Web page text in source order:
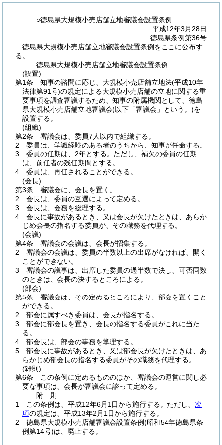
○徳島県大規模小売店舗立地審議会設置条例
平成12年3月28日
徳島県条例第36号
徳島県大規模小売店舗立地審議会設置条例をここに公布す
る。
徳島県大規模小売店舗立地審議会設置条例
(設置)
第1条
知事の諮問に応じ、大規模小売店舗立地法(平成10年
法律第91号)の規定による大規模小売店舗の立地に関する重
要事項を調査審議するため、知事の附属機関として、徳島
県大規模小売店舗立地審議会(以下「審議会」という。)を
設置する。
(組織)
第2条
審議会は、委員7人以内で組織する。
2
委員は、学識経験のある者のうちから、知事が任命する。
3
委員の任期は、2年とする。 ただし、補欠の委員の任期
は、前任者の残任期間とする。
4
委員は、再任されることができる。
(会長)
第3条
審議会に、会長を置く。
2
会長は、委員の互選によって定める。
3
会長は、会務を総理する。
4
会長に事故があるとき、又は会長が欠けたときは、あらか
じめ会長の指名する委員が、その職務を代理する。
(会議)
第4条
審議会の会議は、会長が招集する。
2
審議会の会議は、委員の半数以上の出席がなければ、開く
ことができない。
3
審議会の議事は、出席した委員の過半数で決し、可否同数
のときは、会長の決するところによる。
(部会)
第5条
審議会は、その定めるところにより、部会を置くこと
ができる。
2
部会に属すべき委員は、会長が指名する。
3
部会に部会長を置き、会長の指名する委員がこれに当た
る。
4
部会長は、部会の事務を掌理する。
5
部会長に事故があるとき、又は部会長が欠けたときは、あ
らかじめ部会長の指名する委員がその職務を代理する。
(雑則)
第6条
この条例に定めるもののほか、審議会の運営に関し必
要な事項は、会長が審議会に諮って定める。
附 則
1
この条例は、平成12年6月1日から施行する。 ただし、 次
項の規定は、平成13年2月1日から施行する。
2
徳島県大規模小売店舗審議会設置条例(昭和54年徳島県条
例第14号)は、廃止する。